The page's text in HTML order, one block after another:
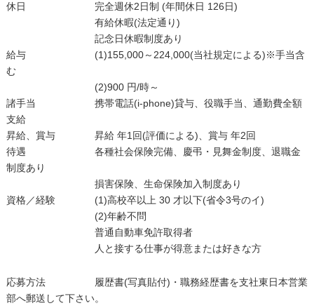
休日 完全週休2日制 (年間休日 126日)
有給休暇(法定通り)
記念日休暇制度あり
給与 (1)155,000～224,000(当社規定による)※手当含
む
(2)900 円/時～
諸手当 携帯電話(i-phone)貸与、役職手当、通勤費全額
支給
昇給、賞与 昇給 年1回(評価による)、賞与 年2回
待遇 各種社会保険完備、慶弔・見舞金制度、退職金
制度あり
損害保険、生命保険加入制度あり
資格／経験 (1)高校卒以上 30 才以下(省令3号のイ)
(2)年齢不問
普通自動車免許取得者
人と接する仕事が得意または好きな方
応募方法 履歴書(写真貼付)・職務経歴書を支社東日本営業
部へ郵送して下さい。